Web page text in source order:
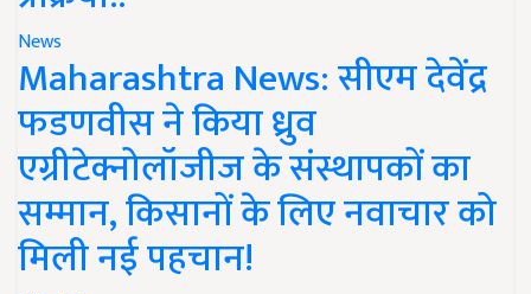
News
Maharashtra News: सीएम देवेंद्र
फडणवीस ने किया ध्रुव
एग्रीटेक्नोलॉजीज के संस्थापकों का
सम्मान, किसानों के लिए नवाचार को
मिली नई पहचान!